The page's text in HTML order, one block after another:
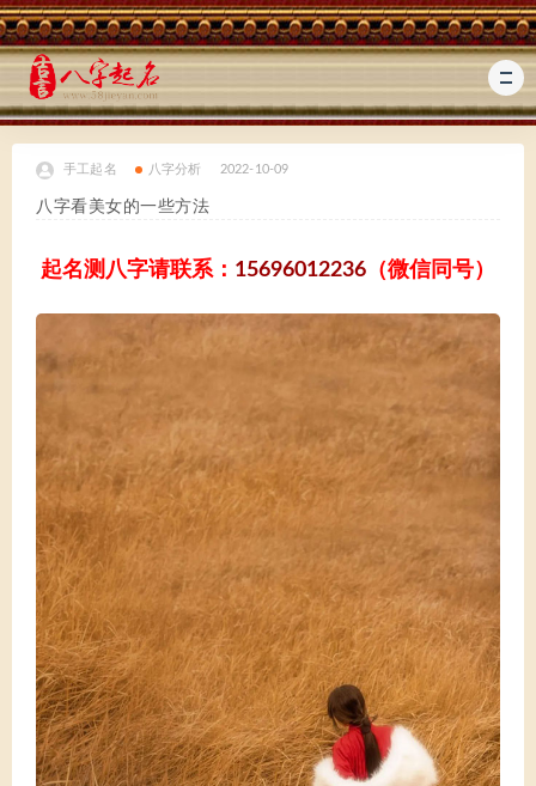
手工起名 八字分析 2022-10-09
八字看美女的一些方法
起名测八字请联系： 15696012236 （微信同号）